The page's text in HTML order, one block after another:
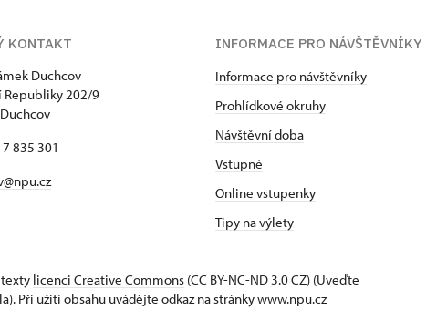
KONTAKT
Duchcov
Republiky 202/9
835 301
INFORMACE PRO NÁVŠTĚVNÍKY
Informace pro návštěvníky
Prohlídkové okruhy
Návštěvní doba
Vstupné
Online vstupenky
Tipy na výlety
licenci Creative Commons (CC BY-NC-ND 3.0 CZ) (Uveďte
Při užití obsahu uvádějte odkaz na stránky www.npu.cz